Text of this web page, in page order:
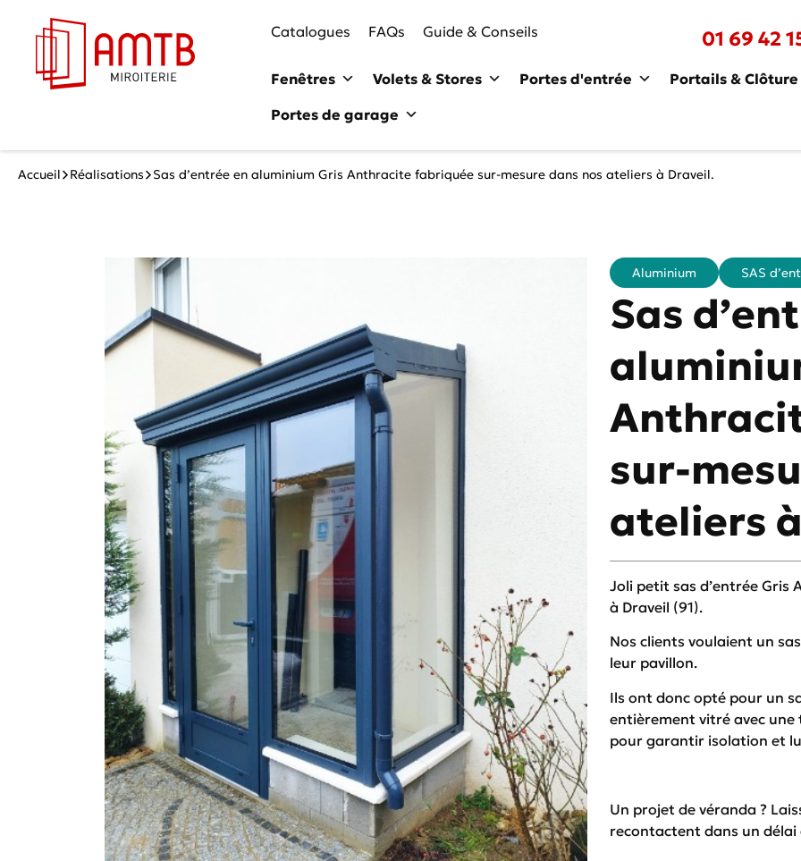
Catalogues FAQs Guide & Conseils 01 69 42
Fenêtres Volets & Stores Portes d'entrée Portails & Clôture
Portes de garage
Accueil Réalisations Sas d’entrée en aluminium Gris Anthracite fabriquée sur-mesure dans nos ateliers à Draveil.
Aluminium SAS
Sas
sur-
ateliers
Joli petit sas d’entrée Gris
à Draveil (91).
Nos clients voulaient un
leur pavillon.
Ils ont donc opté pour un
entièrement vitré avec
pour garantir isolation et
Un projet de véranda ?
recontactent dans un délai